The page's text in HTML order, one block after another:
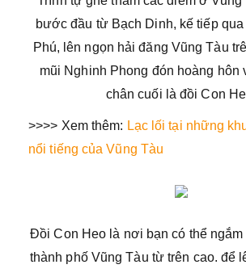
bước đầu từ Bạch Dinh, kế tiếp qua
Phú, lên ngọn hải đăng Vũng Tàu
mũi Nghinh Phong đón hoàng hôn
chân cuối là đồi Con
>>>> Xem thêm: Lạc lối tại những
nổi tiếng của Vũng Tàu
Đồi Con Heo là nơi bạn có thể ngắm
thành phố Vũng Tàu từ trên cao. để